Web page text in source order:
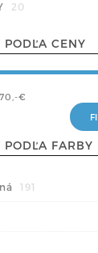
20
PODĽA CENY
,-€
PODĽA FARBY
191